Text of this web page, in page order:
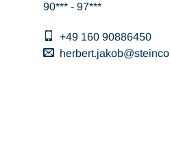
90*** - 97***
+49 160 90886450
herbert.jakob
steinco